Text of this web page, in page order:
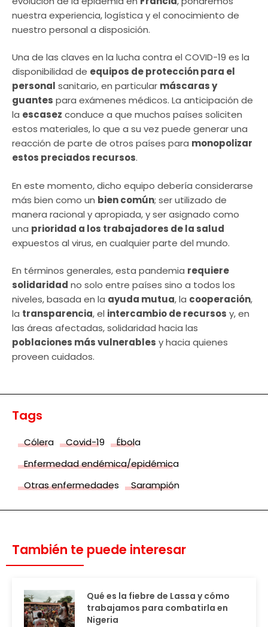
nuestra experiencia, logística y el conocimiento de
nuestro personal a disposición.
Una de las claves en la lucha contra el COVID-19 es la
disponibilidad de equipos de protección para el
personal sanitario, en particular máscaras y
guantes para exámenes médicos. La anticipación de
la escasez conduce a que muchos países soliciten
estos materiales, lo que a su vez puede generar una
reacción de parte de otros países para monopolizar
estos preciados recursos.
En este momento, dicho equipo debería considerarse
más bien como un bien común; ser utilizado de
manera racional y apropiada, y ser asignado como
una prioridad a los trabajadores de la salud
expuestos al virus, en cualquier parte del mundo.
En términos generales, esta pandemia requiere
solidaridad no solo entre países sino a todos los
niveles, basada en la ayuda mutua, la cooperación,
la transparencia, el intercambio de recursos y, en
las áreas afectadas, solidaridad hacia las
poblaciones más vulnerables y hacia quienes
proveen cuidados.
Tags
Cólera Covid-19
Ébola
Enfermedad endémica/epidémica
Otras enfermedades
Sarampión
También te puede interesar
Qué es la fiebre de Lassa y cómo
trabajamos para combatirla en
Nigeria